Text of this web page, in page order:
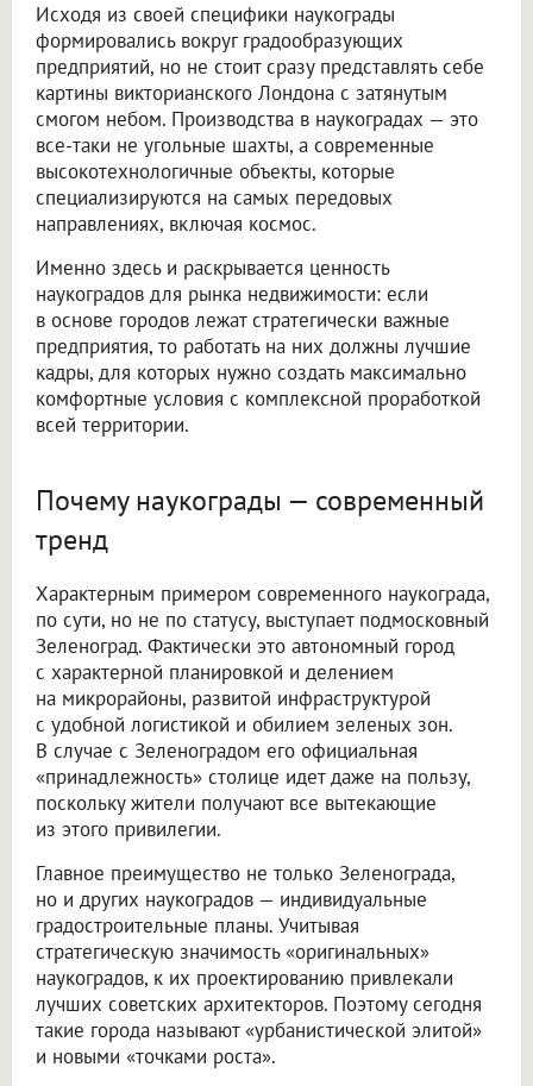
Исходя из своей специфики наукограды
формировались вокруг градообразующих
предприятий, но не стоит сразу представлять себе
картины викторианского Лондона с затянутым
смогом небом. Производства в наукоградах — это
все-таки не угольные шахты, а современные
высокотехнологичные объекты, которые
специализируются на самых передовых
направлениях, включая космос.
Именно здесь и раскрывается ценность
наукоградов для рынка недвижимости: если
в основе городов лежат стратегически важные
предприятия, то работать на них должны лучшие
кадры, для которых нужно создать максимально
комфортные условия с комплексной проработкой
всей территории.
Почему наукограды — современный
тренд
Характерным примером современного наукограда,
по сути, но не по статусу, выступает подмосковный
Зеленоград. Фактически это автономный город
с характерной планировкой и делением
на микрорайоны, развитой инфраструктурой
с удобной логистикой и обилием зеленых зон.
В случае с Зеленоградом его официальная
«принадлежность» столице идет даже на пользу,
поскольку жители получают все вытекающие
из этого привилегии.
Главное преимущество не только Зеленограда,
но и других наукоградов — индивидуальные
градостроительные планы. Учитывая
стратегическую значимость «оригинальных»
наукоградов, к их проектированию привлекали
лучших советских архитекторов. Поэтому сегодня
такие города называют «урбанистической элитой»
и новыми «точками роста».